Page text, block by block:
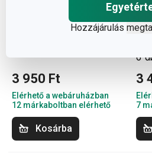
Hozzájárulás
3 950 Ft
Elérhető a webáruházban
12 márkaboltban elérhető
Kosárba
6
3
7